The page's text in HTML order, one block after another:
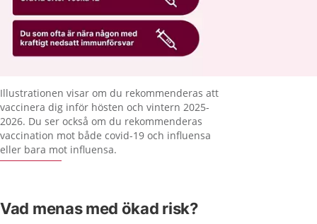
Förstora bilden
Illustrationen visar om du rekommenderas att
vaccinera dig inför hösten och vintern 2025-
2026. Du ser också om du rekommenderas
vaccination mot både covid-19 och influensa
eller bara mot influensa.
Vad menas med ökad risk?